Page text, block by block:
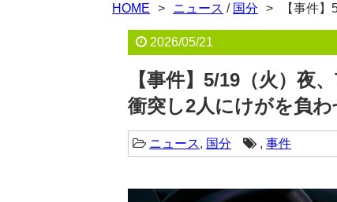
HOME ニュース / 国分 【事件
2026/05/21
【事件】5/19（火）夜
衝突し2人にけがを負
ニュース, 国分 , 事件